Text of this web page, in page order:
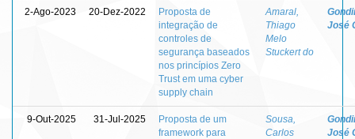
2-Ago-2023 20-Dez-2022
Proposta de
integração de
controles de
segurança baseados
nos princípios Zero
Trust em uma cyber
supply chain
Amaral,
Thiago
Melo
Stuckert do
José
9-Out-2025 31-Jul-2025
Proposta de um
framework para
Sousa,
Carlos
José